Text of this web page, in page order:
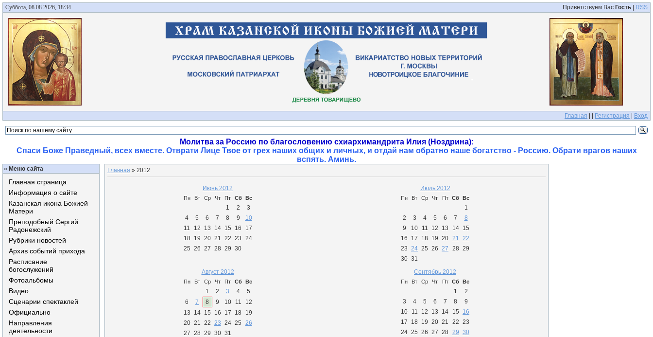
Суббота, 08.08.2026, 18:34 Приветствуем Вас Гость RSS
Главная Регистрация Вход
Молитва за Россию по благословению схиархимандрита Илия (Ноздрина):
Спаси Боже Праведный, всех вместе. Отврати Лице Твое от грех наших общих и личных, и отдай нам обратно наше богатство - Россию. Обрати врагов наших
вспять. Аминь.
» Меню сайта
Главная страница
Информация о сайте
Казанская икона Божией
Матери
Преподобный Сергий
Радонежский
Рубрики новостей
Архив событий прихода
Расписание
богослужений
Фотоальбомы
Видео
Сценарии спектаклей
Официально
Направления
деятельности
Главная » 2012
Июнь 2012
Пн Вт Ср Чт Пт Сб Вс
1 2
3
4
5 6 7 8 9
10
11
12 13 14 15 16
17
18
19 20 21 22 23
24
25 26 27 28 29 30
Июль 2012
Пн Вт Ср Чт Пт Сб Вс
1
2
3 4 5 6 7
8
9
10 11 12 13 14
15
16
17 18 19 20 21 22
23 24 25 26 27 28 29
30 31
Август 2012
Пн Вт Ср Чт Пт Сб Вс
1 2 3 4
5
6
7 8 9 10 11
12
13
14 15 16 17 18
19
20 21 22 23 24 25
26
27 28 29 30 31
Сентябрь 2012
Пн Вт Ср Чт Пт Сб Вс
1
2
3
4 5 6 7 8
9
10
11 12 13 14 15
16
17
18 19 20 21 22 23
24 25 26 27 28 29 30